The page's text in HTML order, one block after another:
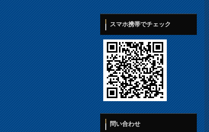
スマホ携帯でチェック
問い合わせ